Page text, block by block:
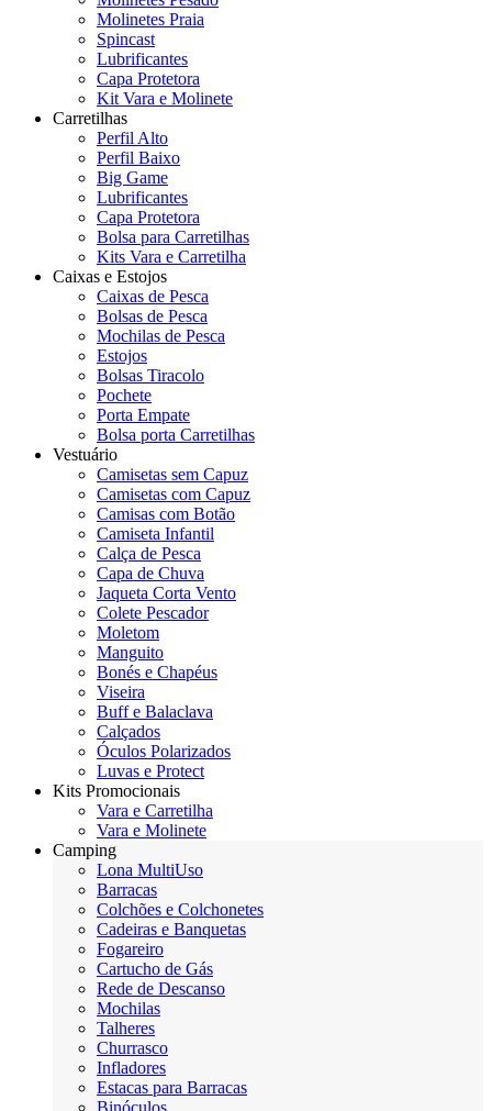
Molinetes Praia
Spincast
Lubrificantes
Capa Protetora
Kit Vara e Molinete
Carretilhas
Perfil Alto
Perfil Baixo
Big Game
Lubrificantes
Capa Protetora
Bolsa para Carretilhas
Kits Vara e Carretilha
Caixas e Estojos
Caixas de Pesca
Bolsas de Pesca
Mochilas de Pesca
Estojos
Bolsas Tiracolo
Pochete
Porta Empate
Bolsa porta Carretilhas
Vestuário
Camisetas sem Capuz
Camisetas com Capuz
Camisas com Botão
Camiseta Infantil
Calça de Pesca
Capa de Chuva
Jaqueta Corta Vento
Colete Pescador
Moletom
Manguito
Bonés e Chapéus
Viseira
Buff e Balaclava
Calçados
Óculos Polarizados
Luvas e Protect
Kits Promocionais
Vara e Carretilha
Vara e Molinete
Camping
Lona MultiUso
Barracas
Colchões e Colchonetes
Cadeiras e Banquetas
Fogareiro
Cartucho de Gás
Rede de Descanso
Mochilas
Talheres
Churrasco
Infladores
Estacas para Barracas
Binóculos